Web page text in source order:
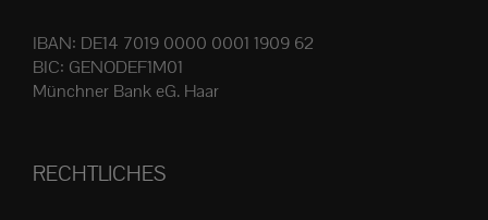
IBAN: DE14 7019 0000 0001 1909 62
BIC: GENODEF1M01
Münchner Bank eG. Haar
RECHTLICHES